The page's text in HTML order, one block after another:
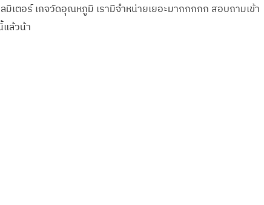
เตอร์ เกจวัดอุณหภูมิ เรามีจำหน่ายเยอะมากกกกก สอบถามเข้า
ล้วน้า